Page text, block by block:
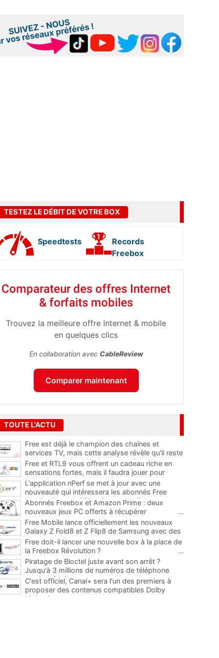
TESTEZ LE DÉBIT DE VOTRE BOX
Speedtests
Records
Freebox
Comparateur des offres Internet
& forfaits mobiles
Trouvez la meilleure offre Internet & mobile
en quelques clics
En collaboration avec CableReview
Comparer maintenant
TOUTE L'ACTU
Free est déjà le champion des chaînes et
services TV, mais cette analyse révèle qu'il reste
encore au moins 141 ajouts possibles
Free et RTL9 vous offrent un cadeau riche en
sensations fortes, mais il faudra jouer pour
l'obtenir
L'application nPerf se met à jour avec une
nouveauté qui intéressera les abonnés Free
Mobile, Orange, SFR et Bouygues Telecom
Abonnés Freebox et Amazon Prime : deux
nouveaux jeux PC offerts à récupérer
...
Free Mobile lance officiellement les nouveaux
Galaxy Z Fold8 et Z Flip8 de Samsung avec des
promos et des cadeaux
...
Free doit-il lancer une nouvelle box à la place de
la Freebox Révolution ?
...
Piratage de Bloctel juste avant son arrêt ?
Jusqu'à 3 millions de numéros de téléphone
auraient fuité
C'est officiel, Canal+ sera l'un des premiers à
proposer des contenus compatibles Dolby
Vision 2